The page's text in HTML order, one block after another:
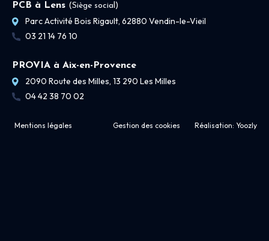
PCB à Lens (Siège social)
Parc Activité Bois Rigault, 62880 Vendin-le-Vieil
03 21 14 76 10
PROVIA à Aix-en-Provence
2090 Route des Milles, 13 290 Les Milles
04 42 38 70 02
Mentions légales Gestion des cookies Réalisation: Yoozly